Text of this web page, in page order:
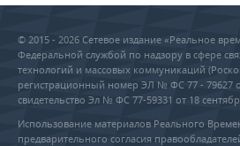
© 2015 - 2026 Сетевое издание «Реальное
Федеральной службой по надзору в сфере
технологий и массовых коммуникаций
регистрационный номер ЭЛ № ФС 77 - 79627
свидетельство Эл № ФС 77-59331 от 18
Использование материалов Реального
предварительного согласия